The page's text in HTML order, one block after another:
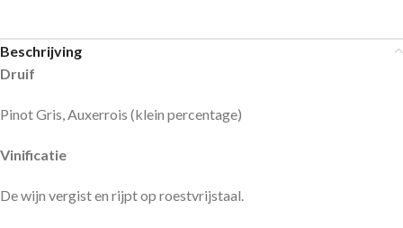
Beschrijving
Druif
Pinot Gris, Auxerrois (klein percentage)
Vinificatie
De wijn vergist en rijpt op roestvrijstaal.